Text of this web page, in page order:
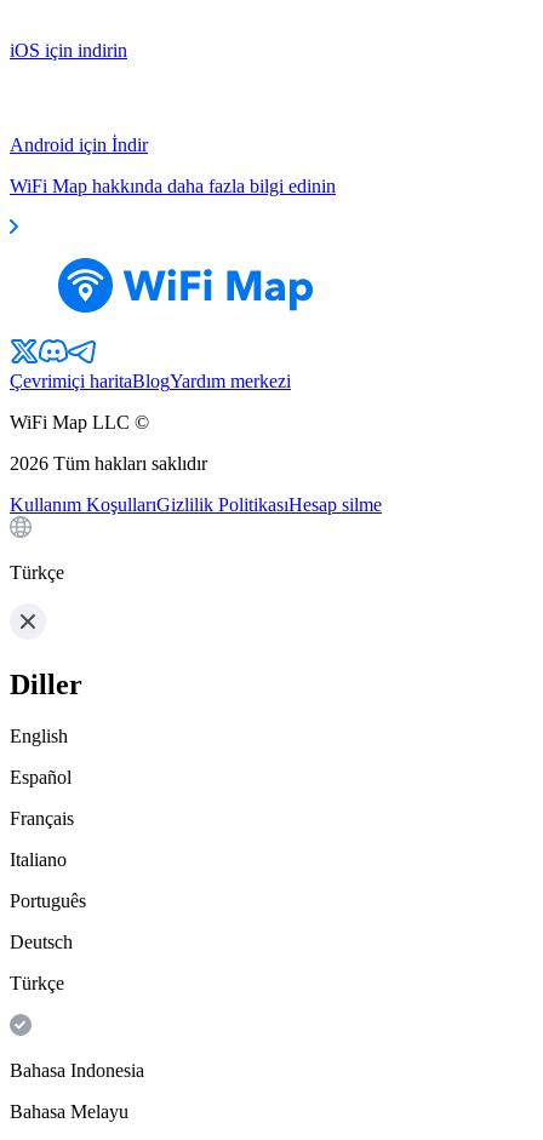
iOS için indirin
Android için İndir
WiFi Map hakkında daha fazla bilgi edinin
Çevrimiçi haritaBlogYardım merkezi
WiFi Map LLC ©
2026 Tüm hakları saklıdır
Kullanım KoşullarıGizlilik PolitikasıHesap silme
Türkçe
Diller
English
Español
Français
Italiano
Português
Deutsch
Türkçe
Bahasa Indonesia
Bahasa Melayu